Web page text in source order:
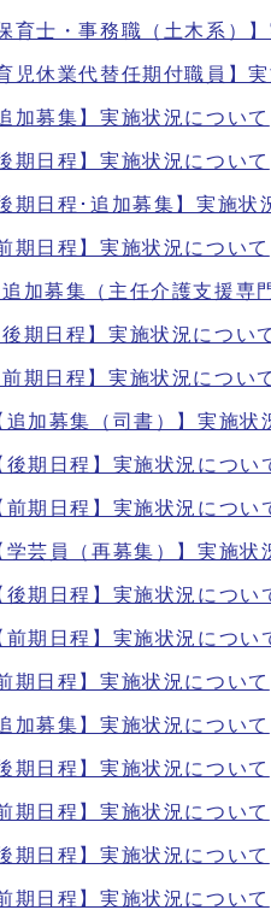
育士・事務職（土木系）
児休業代替任期付職員】
加募集】実施状況について
期日程】実施状況について
期日程･追加募集】実施状
期日程】実施状況について
加募集（主任介護支援専
期日程】実施状況につい
期日程】実施状況につい
加募集（司書）】実施状
期日程】実施状況につい
期日程】実施状況につい
芸員（再募集）】実施状
期日程】実施状況につい
期日程】実施状況につい
期日程】実施状況について
加募集】実施状況について
期日程】実施状況について
期日程】実施状況について
期日程】実施状況について
期日程】実施状況について